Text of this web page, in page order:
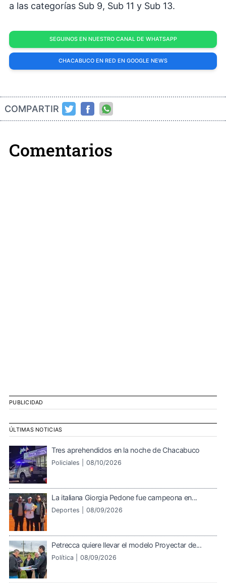
a las categorías Sub 9, Sub 11 y Sub 13.
SEGUINOS EN NUESTRO CANAL DE WHATSAPP
CHACABUCO EN RED EN GOOGLE NEWS
COMPARTIR
Comentarios
PUBLICIDAD
ÚLTIMAS NOTICIAS
Tres aprehendidos en la noche de Chacabuco
Policiales | 08/10/2026
La italiana Giorgia Pedone fue campeona en...
Deportes | 08/09/2026
Petrecca quiere llevar el modelo Proyectar de...
Política | 08/09/2026